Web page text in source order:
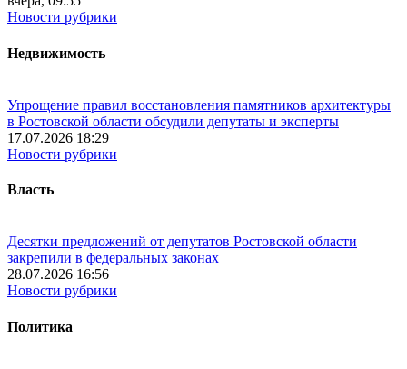
Новости рубрики
Недвижимость
Упрощение правил восстановления памятников архитектуры
в Ростовской области обсудили депутаты и эксперты
17.07.2026 18:29
Новости рубрики
Власть
Десятки предложений от депутатов Ростовской области
закрепили в федеральных законах
28.07.2026 16:56
Новости рубрики
Политика